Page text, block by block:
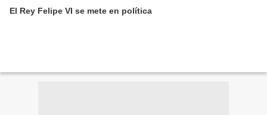
El Rey Felipe VI se mete en política